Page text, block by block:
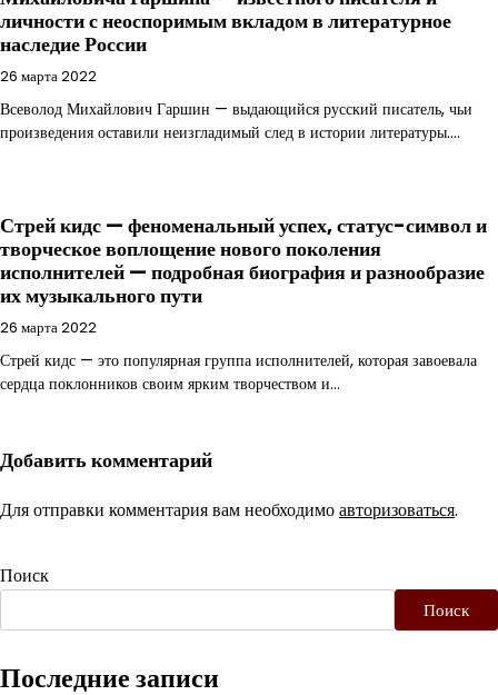
личности с неоспоримым вкладом в литературное
наследие России
26 марта 2022
Всеволод Михайлович Гаршин — выдающийся русский писатель, чьи
произведения оставили неизгладимый след в истории литературы.…
Стрей кидс — феноменальный успех, статус-символ и
творческое воплощение нового поколения
исполнителей — подробная биография и разнообразие
их музыкального пути
26 марта 2022
Стрей кидс — это популярная группа исполнителей, которая завоевала
сердца поклонников своим ярким творчеством и…
Добавить комментарий
Для отправки комментария вам необходимоавторизоваться.
Поиск
Поиск
Последние записи